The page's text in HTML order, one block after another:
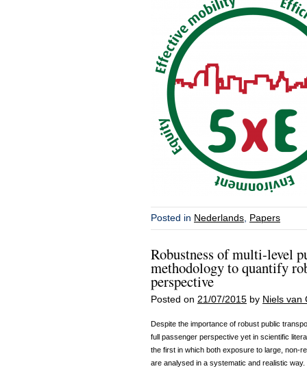
Posted in Nederlands, Papers
Robustness of multi-level
methodology to quantify
perspective
Posted on 21/07/2015 by Niels van
Despite the importance of robust public
full passenger perspective yet in scientific
the first in which both exposure to large, non-
are analysed in a systematic and realistic